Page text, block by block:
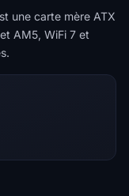
une carte mère ATX
AM5, WiFi 7 et